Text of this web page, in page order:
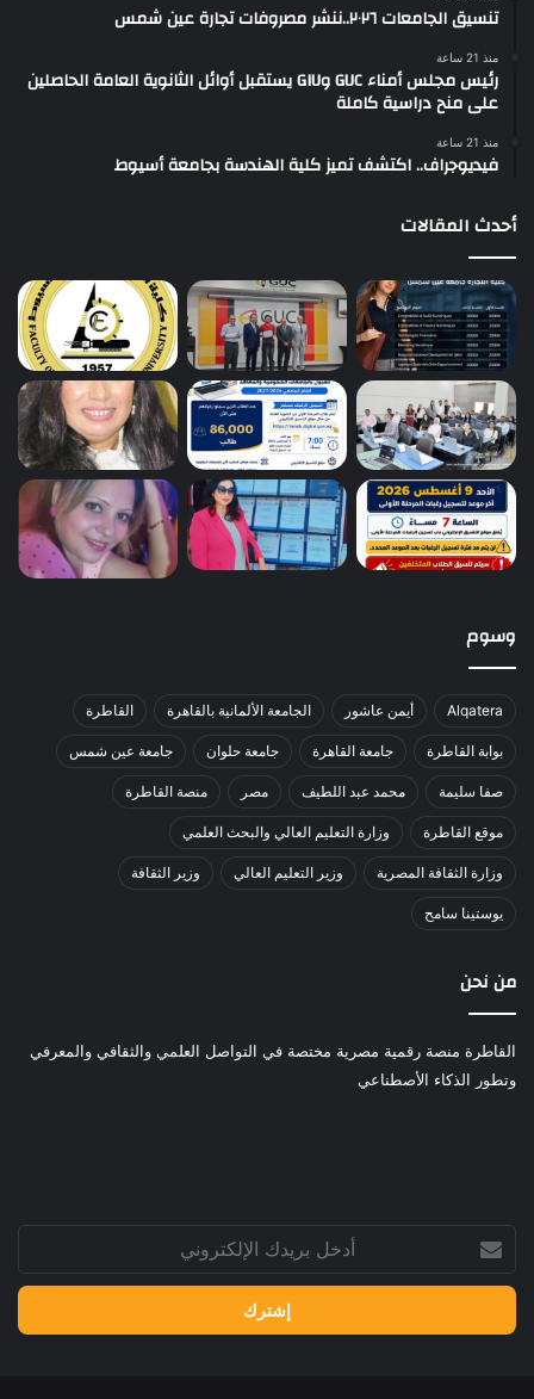
تنسيق الجامعات ٢٠٢٦..ننشر مصروفات تجارة عين شمس
منذ 21 ساعة
رئيس مجلس أمناء GUC وGIU يستقبل أوائل الثانوية العامة الحاصلين
على منح دراسية كاملة
منذ 21 ساعة
فيديوجراف.. اكتشف تميز كلية الهندسة بجامعة أسيوط
أحدث المقالات
وسوم
Alqatera أيمن عاشور الجامعة الألمانية بالقاهرة القاطرة
بوابة القاطرة جامعة القاهرة جامعة حلوان جامعة عين شمس
صفا سليمة محمد عبد اللطيف مصر منصة القاطرة
موقع القاطرة وزارة التعليم العالي والبحث العلمي
وزارة الثقافة المصرية وزير التعليم العالي وزير الثقافة
يوستينا سامح
من نحن
القاطرة منصة رقمية مصرية مختصة في التواصل العلمي والثقافي والمعرفي
وتطور الذكاء الأصطناعي
بريدك
الإلكتروني